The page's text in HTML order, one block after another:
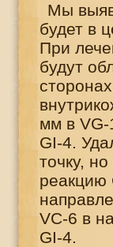
Мы
будет в
При
будут
мм в VG-
GI-4.
точку,
реакцию
VC-6 в
GI-4.